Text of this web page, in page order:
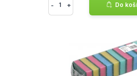
- + Do